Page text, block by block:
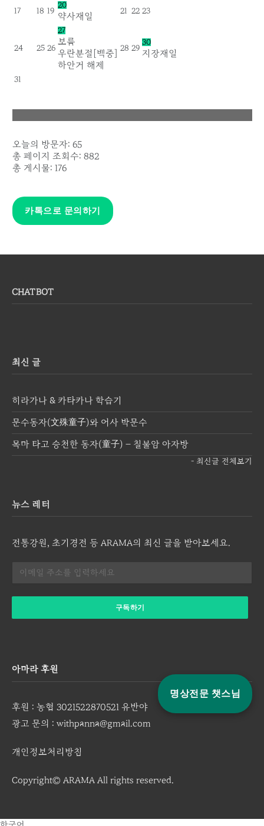
17 18 19
20
약사재일
21 22 23
24 25 26
27
보름
우란분절[백중]
하안거 해제
28 29
30
지장재일
31
오늘의 방문자: 65
총 페이지 조회수: 882
총 게시물: 176
카톡으로 문의하기
CHATBOT
명상전문 챗스님
최신 글
히라가나 & 카타카나 학습기
문수동자(文殊童子)와 어사 박문수
목마 타고 승천한 동자(童子) – 칠불암 아자방
- 최신글 전체보기
뉴스 레터
전통강원, 초기경전 등 ARAMA의 최신 글을 받아보세요.
아마라 후원
후원 : 농협 3021522870521 유반야
광고 문의 : withpanna@gmail.com
개인정보처리방침
Copyright© ARAMA All rights reserved.